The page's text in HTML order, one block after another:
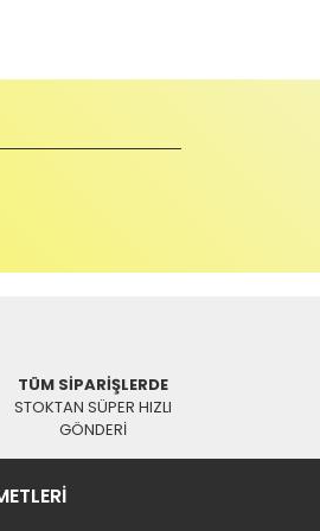
TÜM SİPARİŞLERDE
STOKTAN SÜPER HIZLI
GÖNDERİ